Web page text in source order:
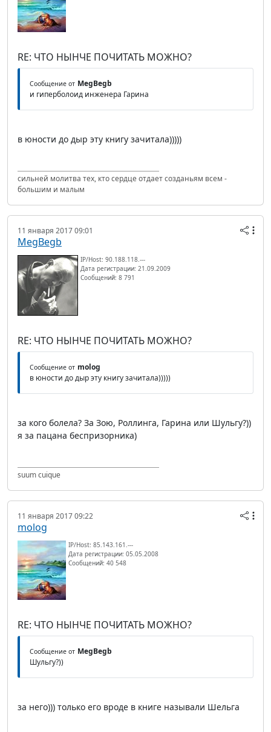
RE: ЧТО НЫНЧЕ ПОЧИТАТЬ МОЖНО?
Сообщение от MegBegb
и гиперболоид инженера Гарина
в юности до дыр эту книгу зачитала)))))
сильней молитва тех, кто сердце отдает созданьям всем -
большим и малым
11 января 2017 09:01
MegBegb
IP/Host: 90.188.118.---
Дата регистрации: 21.09.2009
Сообщений: 8 791
RE: ЧТО НЫНЧЕ ПОЧИТАТЬ МОЖНО?
Сообщение от molog
в юности до дыр эту книгу зачитала)))))
за кого болела? За Зою, Роллинга, Гарина или Шульгу?))
я за пацана беспризорника)
suum cuique
11 января 2017 09:22
molog
IP/Host: 85.143.161.---
Дата регистрации: 05.05.2008
Сообщений: 40 548
RE: ЧТО НЫНЧЕ ПОЧИТАТЬ МОЖНО?
Сообщение от MegBegb
Шульгу?))
за него))) только его вроде в книге называли Шельга